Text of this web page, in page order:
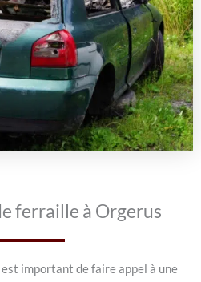
ferraille à Orgerus
important de faire appel à une